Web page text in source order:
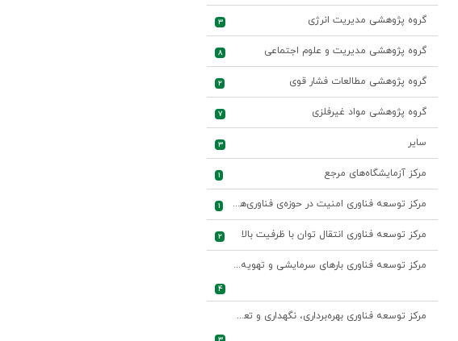
گروه پژوهشی مدیریت انرژی 3
گروه پژوهشی مدیریت و علوم اجتماعی 8
گروه پژوهشی مطالعات فشار قوی 2
گروه پژوهشی مواد غیرفلزی 7
سایر 3
مرکز آزمایشگاه‌های مرجع 1
مرکز توسعه فناوری امنیت در حوزه‌ی فناوری‌های اطلاعات و ارتباطات صنعت برق 1
مرکز توسعه فناوری انتقال توان با ظرفیت بالا 2
مرکز توسعه فناوری بارهای سرمایشی و تهویه مطبوع
4
مرکز توسعه فناوری بهره‌برداری، نگهداری و تعمیرات واحدهای نیروگاهی